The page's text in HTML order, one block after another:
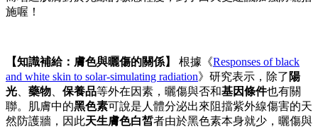
施喔！
【知識補給：膚色與曬傷的關係】 根據《Responses of black
and white skin to solar-simulating radiation》研究表示，除了 陽
光
藥物 保養品等外在因素，曬傷與否和基因條件也有關
聯。肌膚中的黑色素可說是人體分泌出來阻擋紫外線傷害的天
然防護牆，因此天生膚色白皙者由於黑色素本身就少，曬傷與